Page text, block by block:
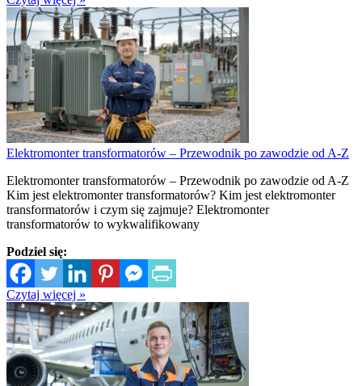
Elektromonter transformatorów – Przewodnik po zawodzie od A-Z
Elektromonter transformatorów – Przewodnik po zawodzie od A-Z
Kim jest elektromonter transformatorów? Kim jest elektromonter
transformatorów i czym się zajmuje? Elektromonter
transformatorów to wykwalifikowany
Podziel się:
Czytaj więcej »